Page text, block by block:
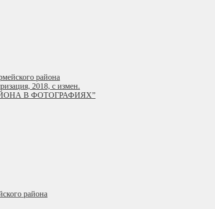
района
2018, с измен.
В ФОТОГРАФИЯХ”
района